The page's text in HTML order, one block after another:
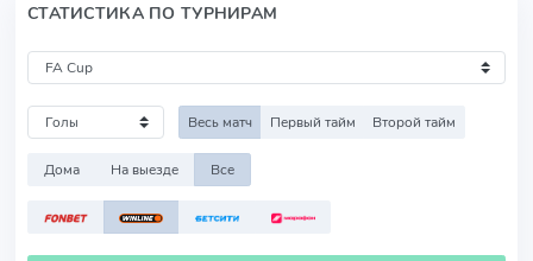
СТАТИСТИКА ПО ТУРНИРАМ
Весь матч Первый тайм Второй тайм
Дома На выезде Все